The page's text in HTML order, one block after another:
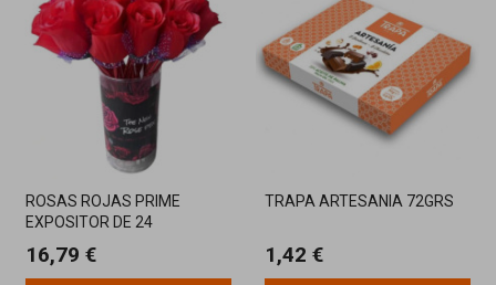
ROSAS ROJAS PRIME
EXPOSITOR DE 24
16,79 €
TRAPA ARTESANIA 72GRS
1,42 €